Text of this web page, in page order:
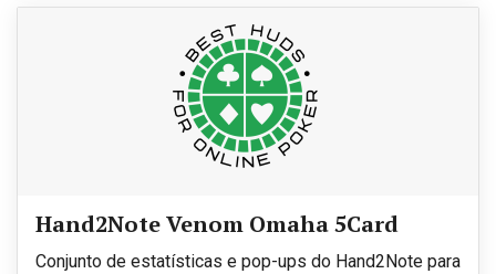
Hand2Note Venom Omaha 5Card
Conjunto de estatísticas e pop-ups do Hand2Note para